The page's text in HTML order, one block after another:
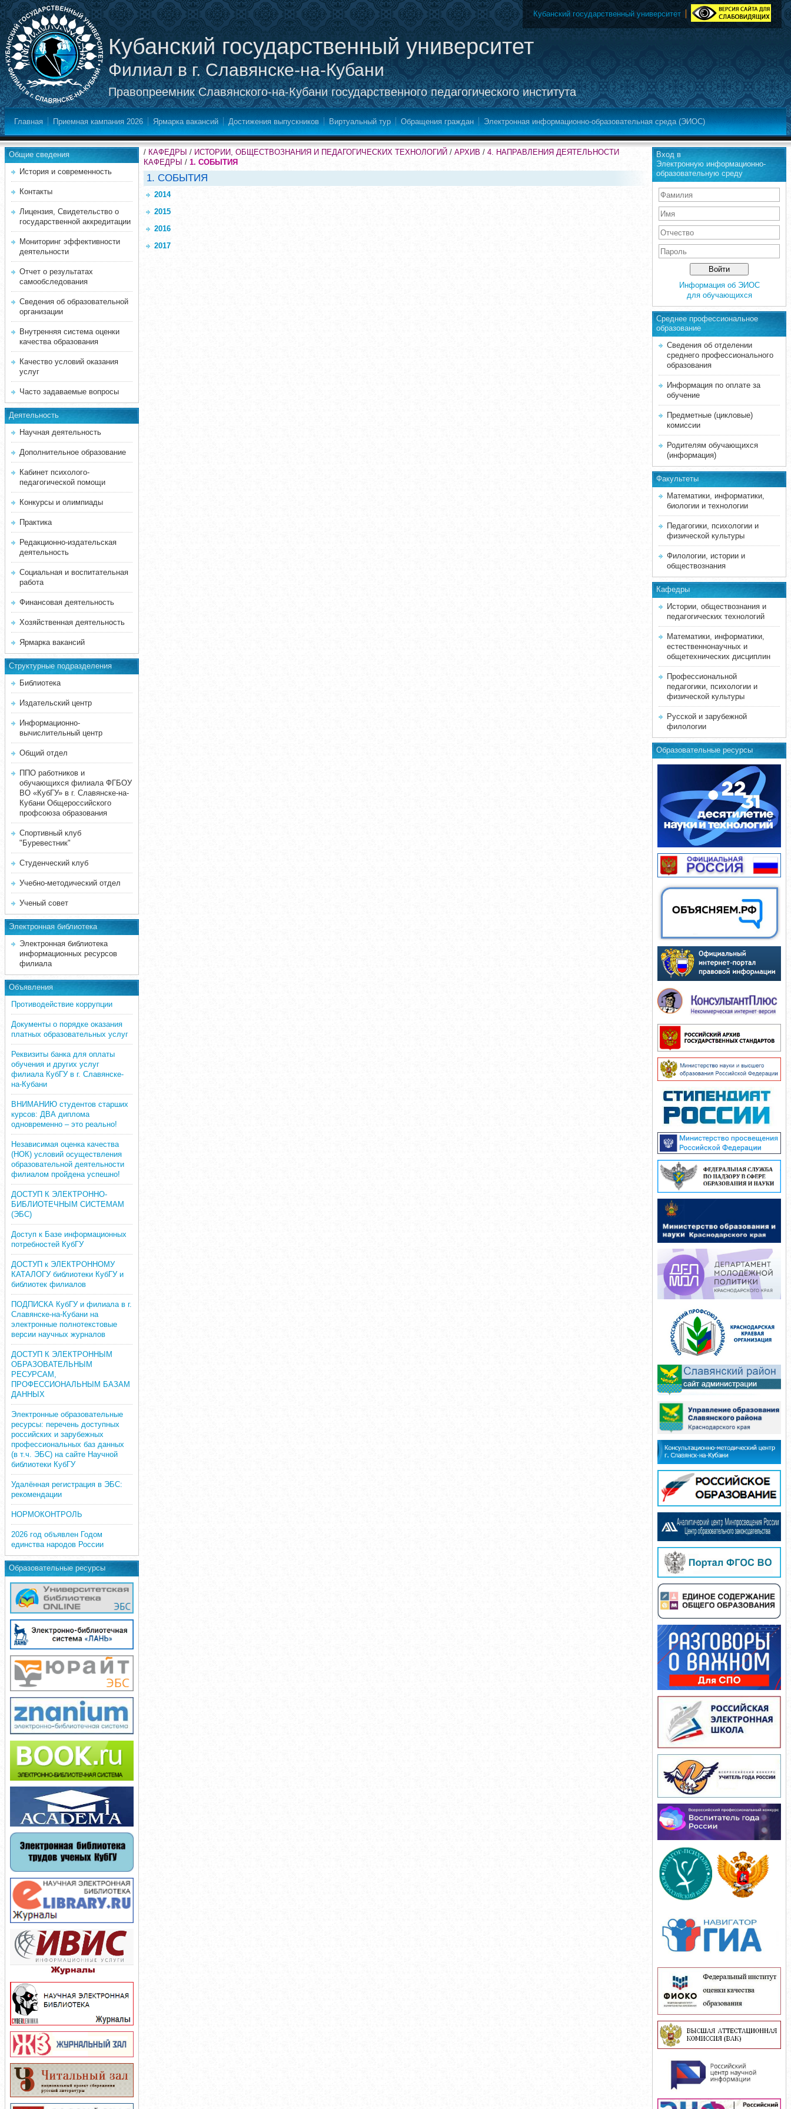
Кубанский государственный университет
Филиал в г. Славянске-на-Кубани
Правопреемник Славянского-на-Кубани государственного педагогического института
Кубанский государственный университет
Главная Приемная кампания 2026 Ярмарка вакансий Достижения выпускников Виртуальный тур Обращения граждан Электронная информационно-образовательная среда (ЭИОС)
Общие сведения
История и современность
Контакты
Лицензия, Свидетельство о
государственной аккредитации
Мониторинг эффективности
деятельности
Отчет о результатах
самообследования
Сведения об образовательной
организации
Внутренняя система оценки
качества образования
Качество условий оказания
услуг
Часто задаваемые вопросы
Деятельность
Научная деятельность
Дополнительное образование
Кабинет психолого-
педагогической помощи
Конкурсы и олимпиады
Практика
Редакционно-издательская
деятельность
Социальная и воспитательная
работа
Финансовая деятельность
Хозяйственная деятельность
Ярмарка вакансий
Структурные подразделения
Библиотека
Издательский центр
Информационно-
вычислительный центр
Общий отдел
ППО работников и
обучающихся филиала ФГБОУ
ВО «КубГУ» в г. Славянске-на-
Кубани Общероссийского
профсоюза образования
Спортивный клуб
"Буревестник"
Студенческий клуб
Учебно-методический отдел
Ученый совет
Электронная библиотека
Электронная библиотека
информационных ресурсов
филиала
Объявления
Противодействие коррупции
Документы о порядке оказания
платных образовательных услуг
Реквизиты банка для оплаты
обучения и других услуг
филиала КубГУ в г. Славянске-
на-Кубани
ВНИМАНИЮ студентов старших
курсов: ДВА диплома
одновременно – это реально!
Независимая оценка качества
(НОК) условий осуществления
образовательной деятельности
филиалом пройдена успешно!
ДОСТУП К ЭЛЕКТРОННО-
БИБЛИОТЕЧНЫМ СИСТЕМАМ
(ЭБС)
Доступ к Базе информационных
потребностей КубГУ
ДОСТУП к ЭЛЕКТРОННОМУ
КАТАЛОГУ библиотеки КубГУ и
библиотек филиалов
ПОДПИСКА КубГУ и филиала в г.
Славянске-на-Кубани на
электронные полнотекстовые
версии научных журналов
ДОСТУП К ЭЛЕКТРОННЫМ
ОБРАЗОВАТЕЛЬНЫМ
РЕСУРСАМ,
ПРОФЕССИОНАЛЬНЫМ БАЗАМ
ДАННЫХ
Электронные образовательные
ресурсы: перечень доступных
российских и зарубежных
профессиональных баз данных
(в т.ч. ЭБС) на сайте Научной
библиотеки КубГУ
Удалённая регистрация в ЭБС:
рекомендации
НОРМОКОНТРОЛЬ
2026 год объявлен Годом
единства народов России
Образовательные ресурсы
/ КАФЕДРЫ / ИСТОРИИ, ОБЩЕСТВОЗНАНИЯ И ПЕДАГОГИЧЕСКИХ ТЕХНОЛОГИЙ / АРХИВ / 4. НАПРАВЛЕНИЯ ДЕЯТЕЛЬНОСТИ
КАФЕДРЫ / 1. СОБЫТИЯ
1. СОБЫТИЯ
2014
2015
2016
2017
Вход в
Электронную информационно-
образовательную среду
Информация об ЭИОС
для обучающихся
Среднее професcиональное
образование
Сведения об отделении
среднего профессионального
образования
Информация по оплате за
обучение
Предметные (цикловые)
комиссии
Родителям обучающихся
(информация)
Факультеты
Математики, информатики,
биологии и технологии
Педагогики, психологии и
физической культуры
Филологии, истории и
обществознания
Кафедры
Истории, обществознания и
педагогических технологий
Математики, информатики,
естественнонаучных и
общетехнических дисциплин
Профессиональной
педагогики, психологии и
физической культуры
Русской и зарубежной
филологии
Образовательные ресурсы